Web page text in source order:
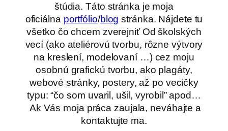
štúdia. Táto stránka je moja
oficiálna portfólio/blog stránka. Nájdete tu
všetko čo chcem zverejniť Od školských
vecí (ako ateliérovú tvorbu, rôzne výtvory
na kreslení, modelovaní …) cez moju
osobnú grafickú tvorbu, ako plagáty,
webové stránky, postery, až po vecičky
typu: “čo som uvaril, ušil, vyrobil” apod…
Ak Vás moja práca zaujala, neváhajte a
kontaktujte ma.